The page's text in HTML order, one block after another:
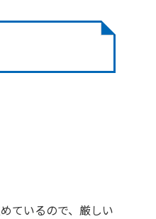
ているので、厳しい